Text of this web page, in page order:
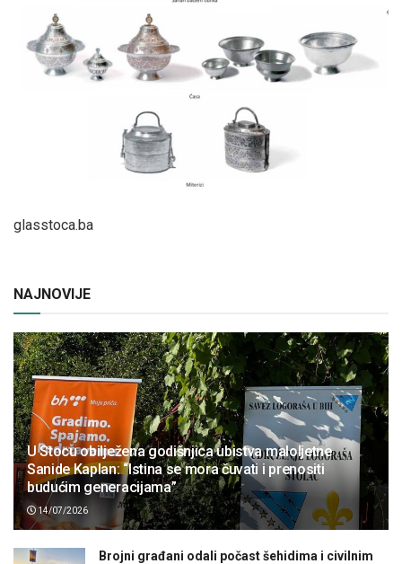
glasstoca.ba
NAJNOVIJE
U Stocu obilježena godišnjica ubistva maloljetne
Sanide Kaplan: “Istina se mora čuvati i prenositi
budućim generacijama”
14/07/2026
Brojni građani odali počast šehidima i civilnim